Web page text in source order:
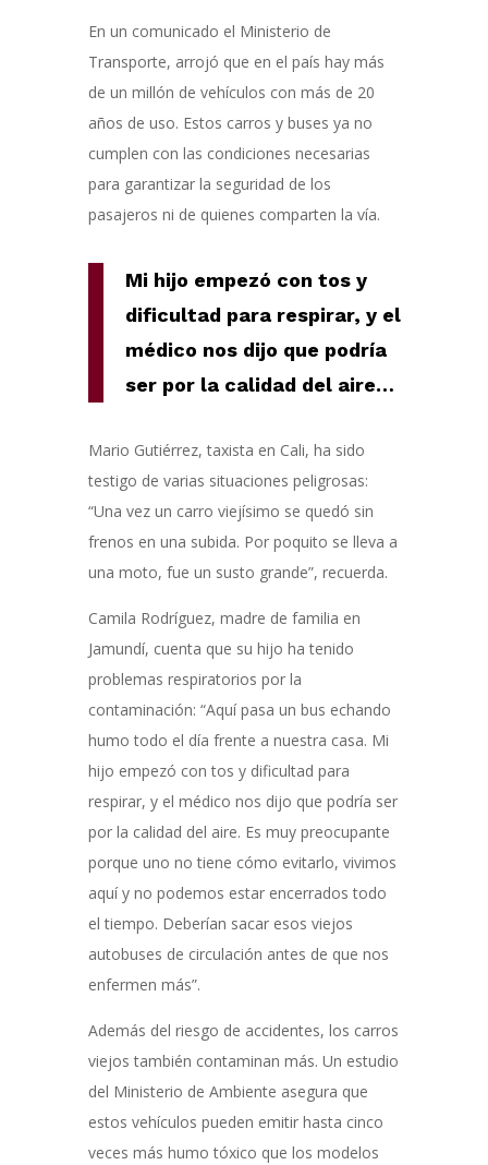
En un comunicado el Ministerio de
Transporte, arrojó que en el país hay más
de un millón de vehículos con más de 20
años de uso. Estos carros y buses ya no
cumplen con las condiciones necesarias
para garantizar la seguridad de los
pasajeros ni de quienes comparten la vía.
Mi hijo empezó con tos y
dificultad para respirar, y el
médico nos dijo que podría
ser por la calidad del aire…
Mario Gutiérrez, taxista en Cali, ha sido
testigo de varias situaciones peligrosas:
“Una vez un carro viejísimo se quedó sin
frenos en una subida. Por poquito se lleva a
una moto, fue un susto grande”, recuerda.
Camila Rodríguez, madre de familia en
Jamundí, cuenta que su hijo ha tenido
problemas respiratorios por la
contaminación: “Aquí pasa un bus echando
humo todo el día frente a nuestra casa. Mi
hijo empezó con tos y dificultad para
respirar, y el médico nos dijo que podría ser
por la calidad del aire. Es muy preocupante
porque uno no tiene cómo evitarlo, vivimos
aquí y no podemos estar encerrados todo
el tiempo. Deberían sacar esos viejos
autobuses de circulación antes de que nos
enfermen más”.
Además del riesgo de accidentes, los carros
viejos también contaminan más. Un estudio
del Ministerio de Ambiente asegura que
estos vehículos pueden emitir hasta cinco
veces más humo tóxico que los modelos